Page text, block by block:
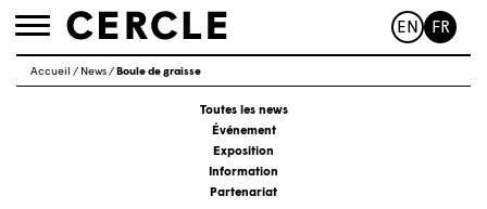
Toggle
EN FR
Accueil / News/ Boule de graisse
Toutes les news
Événement
Exposition
Information
Partenariat